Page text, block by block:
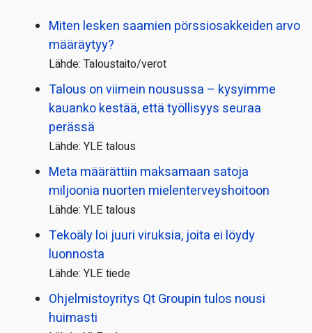
Miten lesken saamien pörssi­osakkeiden arvo
määräytyy?
Lähde: Taloustaito/verot
Talous on viimein nousussa – kysyimme
kauanko kestää, että työllisyys seuraa
perässä
Lähde: YLE talous
Meta määrättiin maksamaan satoja
miljoonia nuorten mielenterveyshoitoon
Lähde: YLE talous
Tekoäly loi juuri viruksia, joita ei löydy
luonnosta
Lähde: YLE tiede
Ohjelmistoyritys Qt Groupin tulos nousi
huimasti